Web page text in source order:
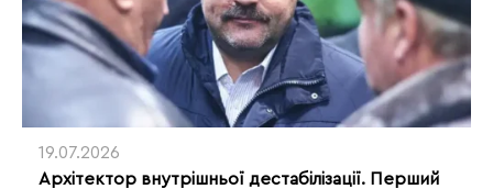
19.07.2026
Архітектор внутрішньої дестабілізації. Перший